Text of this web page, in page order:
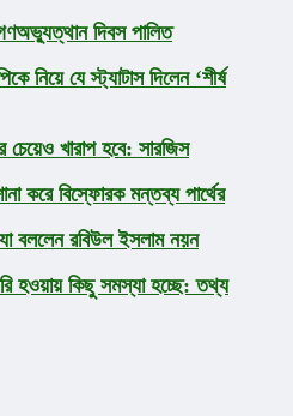
দিবস পালিত
নিয়ে যে স্ট্যাটাস দিলেন ‘শীর্ষ
চেয়েও খারাপ হবে: সারজিস
করে বিস্ফোরক মন্তব্য পার্থের
বললেন রবিউল ইসলাম নয়ন
হওয়ায় কিছু সমস্যা হচ্ছে: তথ্য